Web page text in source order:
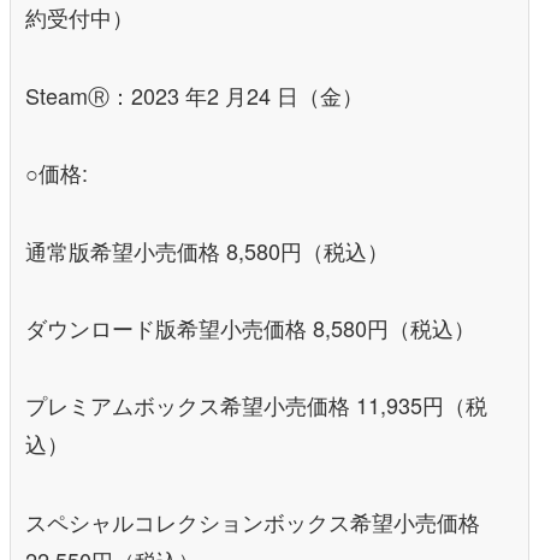
約受付中）
SteamⓇ：2023 年2 月24 日（金）
○価格:
通常版希望小売価格 8,580円（税込）
ダウンロード版希望小売価格 8,580円（税込）
プレミアムボックス希望小売価格 11,935円（税
込）
スペシャルコレクションボックス希望小売価格